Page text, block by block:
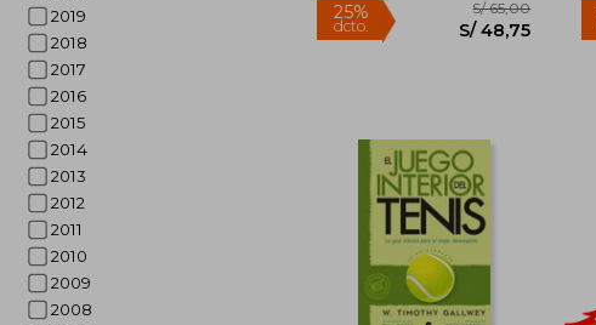
2019
2018
2017
2016
2015
2014
2013
2012
2011
2010
2009
2008
Rápido